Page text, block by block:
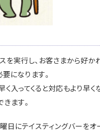
を実行し、お客さまから好か
になります。
入ってくると対応もより早く
ます。
日にテイスティングバーをオ